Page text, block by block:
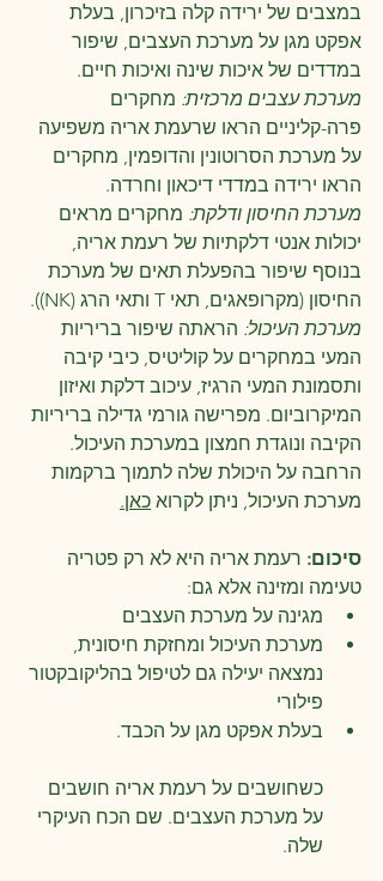
במצבים של ירידה קלה בזיכרון, בעלת
אפקט מגן על מערכת העצבים, שיפור
במדדים של איכות שינה ואיכות חיים.
מערכת עצבים מרכזית: מחקרים
פרה-קליניים הראו שרעמת אריה משפיעה
על מערכת הסרוטונין והדופמין, מחקרים
הראו ירידה במדדי דיכאון וחרדה.
מערכת החיסון ודלקת: מחקרים מראים
יכולות אנטי דלקתיות של רעמת אריה,
בנוסף שיפור בהפעלת תאים של מערכת
החיסון (מקרופאגים, תאי T ותאי הרג (NK)).
מערכת העיכול: הראתה שיפור בריריות
המעי במחקרים על קוליטיס, כיבי קיבה
ותסמונת המעי הרגיז, עיכוב דלקת ואיזון
המיקרוביום. מפרישה גורמי גדילה בריריות
הקיבה ונוגדת חמצון במערכת העיכול.
הרחבה על היכולת שלה לתמוך ברקמות
מערכת העיכול, ניתן לקרוא כאן.
סיכום: רעמת אריה היא לא רק פטריה
טעימה ומזינה אלא גם:
מגינה על מערכת העצבים
מערכת העיכול ומחזקת חיסונית,
נמצאה יעילה גם לטיפול בהליקובקטור
פילורי
בעלת אפקט מגן על הכבד.
כשחושבים על רעמת אריה חושבים
על מערכת העצבים. שם הכח העיקרי
שלה.